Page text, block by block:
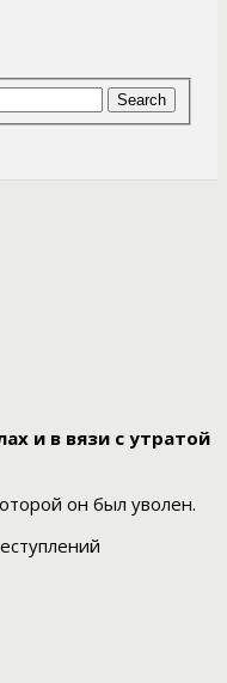
и в вязи с утратой
он был уволен.